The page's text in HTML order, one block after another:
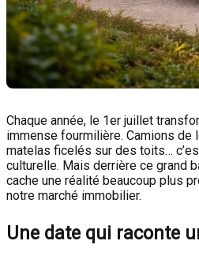
Chaque année, le 1er juillet
immense fourmilière. Camions
matelas ficelés sur des toits…
culturelle. Mais derrière ce grand
cache une réalité beaucoup plus
notre marché immobilier.
Une date qui raconte